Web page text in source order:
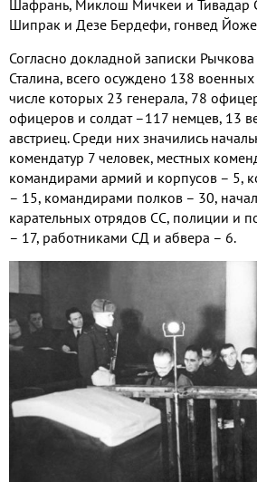
Шафрань, Миклош Мичкеи и Тивадар
Шипрак и Дезе Бердефи, гонвед
Согласно докладной записки
Сталина, всего осуждено 138
числе которых 23 генерала, 78
офицеров и солдат –117 немцев, 13
австриец. Среди них значились
комендатур 7 человек, местных
командирами армий и корпусов – 5,
– 15, командирами полков – 30,
карательных отрядов СС, полиции и
– 17, работниками СД и абвера – 6.